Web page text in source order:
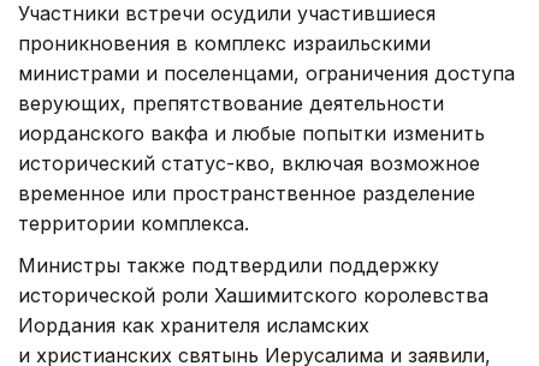
Участники встречи осудили участившиеся
проникновения в комплекс израильскими
министрами и поселенцами, ограничения доступа
верующих, препятствование деятельности
иорданского вакфа и любые попытки изменить
исторический статус-кво, включая возможное
временное или пространственное разделение
территории комплекса.
Министры также подтвердили поддержку
исторической роли Хашимитского королевства
Иордания как хранителя исламских
и христианских святынь Иерусалима и заявили,